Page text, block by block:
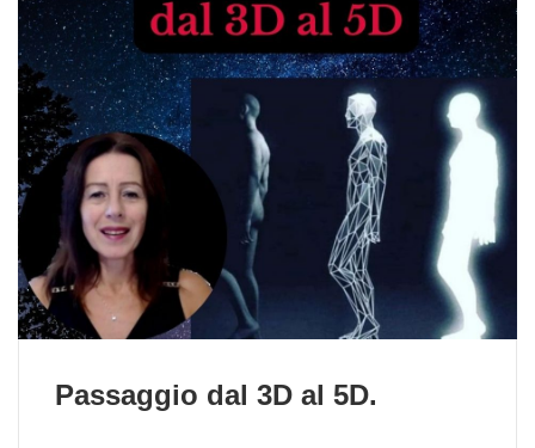
Passaggio dal 3D al 5D.